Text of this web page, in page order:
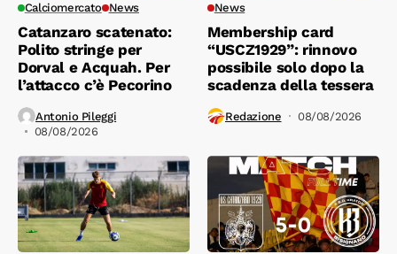
Calciomercato News
Catanzaro scatenato:
Polito stringe per
Dorval e Acquah. Per
l’attacco c’è Pecorino
Antonio Pileggi
08/08/2026
News
Membership card
“USCZ1929”: rinnovo
possibile solo dopo la
scadenza della tessera
Redazione 08/08/2026